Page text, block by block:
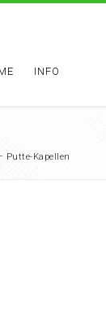
INFO
Putte-Kapellen